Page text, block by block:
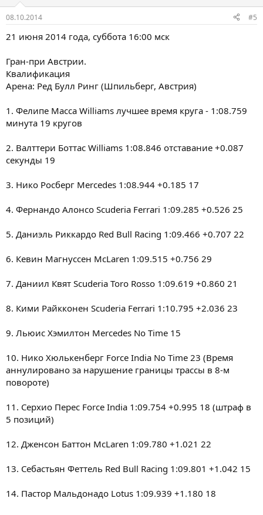
08.10.2014 #5
21 июня 2014 года, суббота 16:00 мск
Гран-при Австрии.
Квалификация
Арена: Ред Булл Ринг (Шпильберг, Австрия)
1. Фелипе Масса Williams лучшее время круга - 1:08.759
минута 19 кругов
2. Валттери Боттас Williams 1:08.846 отставание +0.087
секунды 19
3. Нико Росберг Mercedes 1:08.944 +0.185 17
4. Фернандо Алонсо Scuderia Ferrari 1:09.285 +0.526 25
5. Даниэль Риккардо Red Bull Racing 1:09.466 +0.707 22
6. Кевин Магнуссен McLaren 1:09.515 +0.756 29
7. Даниил Квят Scuderia Toro Rosso 1:09.619 +0.860 21
8. Кими Райкконен Scuderia Ferrari 1:10.795 +2.036 23
9. Льюис Хэмилтон Mercedes No Time 15
10. Нико Хюлькенберг Force India No Time 23 (Время
аннулировано за нарушение границы трассы в 8-м
повороте)
11. Серхио Перес Force India 1:09.754 +0.995 18 (штраф в
5 позиций)
12. Дженсон Баттон McLaren 1:09.780 +1.021 22
13. Себастьян Феттель Red Bull Racing 1:09.801 +1.042 15
14. Пастор Мальдонадо Lotus 1:09.939 +1.180 18